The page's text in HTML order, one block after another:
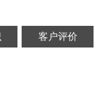
客户评价